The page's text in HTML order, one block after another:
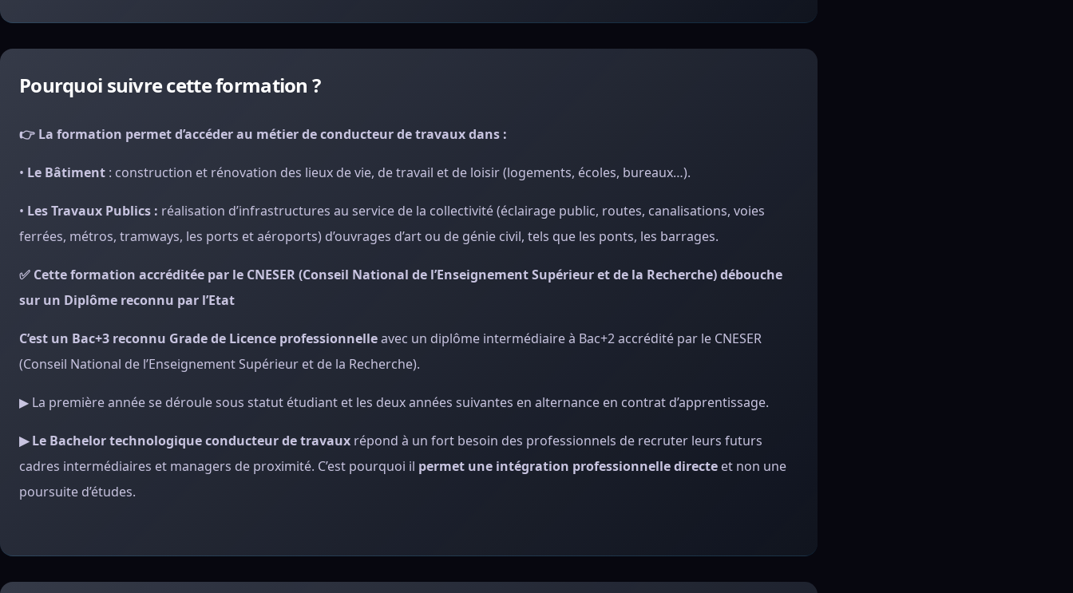
Pourquoi suivre cette formation ?
👉 La formation permet d’accéder au métier de conducteur de travaux dans :
• Le Bâtiment : construction et rénovation des lieux de vie, de travail et de loisir (logements, écoles, bureaux…).
• Les Travaux Publics : réalisation d’infrastructures au service de la collectivité (éclairage public, routes, canalisations, voies
ferrées, métros, tramways, les ports et aéroports) d’ouvrages d’art ou de génie civil, tels que les ponts, les barrages.
✅ Cette formation accréditée par le CNESER (Conseil National de l’Enseignement Supérieur et de la Recherche) débouche
sur un Diplôme reconnu par l’Etat
C’est un Bac+3 reconnu Grade de Licence professionnelleavec un diplôme intermédiaire à Bac+2 accrédité par le CNESER
(Conseil National de l’Enseignement Supérieur et de la Recherche).
▶ La première année se déroule sous statut étudiant et les deux années suivantes en alternance en contrat d’apprentissage.
▶ Le Bachelor technologique conducteur de travaux répond à un fort besoin des professionnels de recruter leurs futurs
cadres intermédiaires et managers de proximité. C’est pourquoi il permet une intégration professionnelle directe et non une
poursuite d’études.